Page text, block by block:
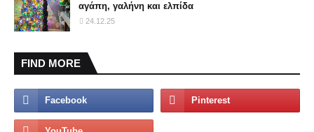
αγάπη, γαλήνη και ελπίδα
24.12.25
FIND MORE